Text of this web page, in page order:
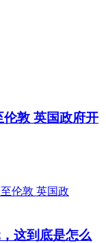
敦 英国政府开
这到底是怎么